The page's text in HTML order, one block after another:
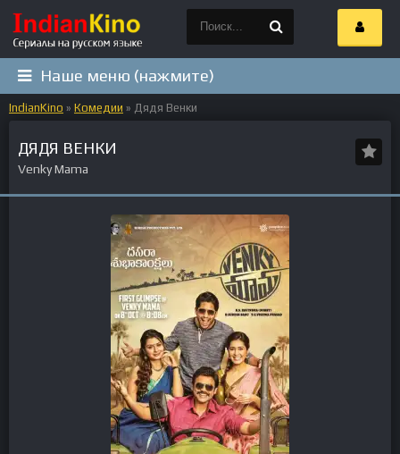
Наше меню (нажмите)
IndianKino » Комедии » Дядя Венки
ДЯДЯ ВЕНКИ
Venky Mama